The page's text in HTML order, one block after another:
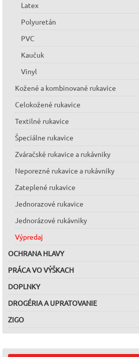
Latex
Polyuretán
PVC
Kaučuk
Vinyl
Kožené a kombinované rukavice
Celokožené rukavice
Textilné rukavice
Špeciálne rukavice
Zváračské rukavice a rukávniky
Neporezné rukavice a rukávniky
Zateplené rukavice
Jednorazové rukavice
Jednorázové rukávniky
Výpredaj
OCHRANA HLAVY
PRÁCA VO VÝŠKACH
DOPLNKY
DROGÉRIA A UPRATOVANIE
ZIGO